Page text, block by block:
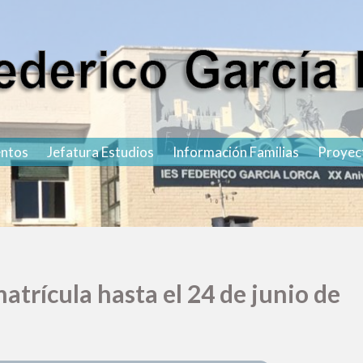
Secundaria
Madrid
Federico García Lorca
Jefatura Estudios Información Familias
hasta el 24 de junio de